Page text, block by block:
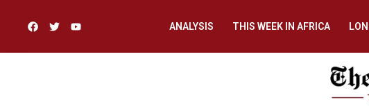
ANALYSIS THIS WEEK IN AFRICA